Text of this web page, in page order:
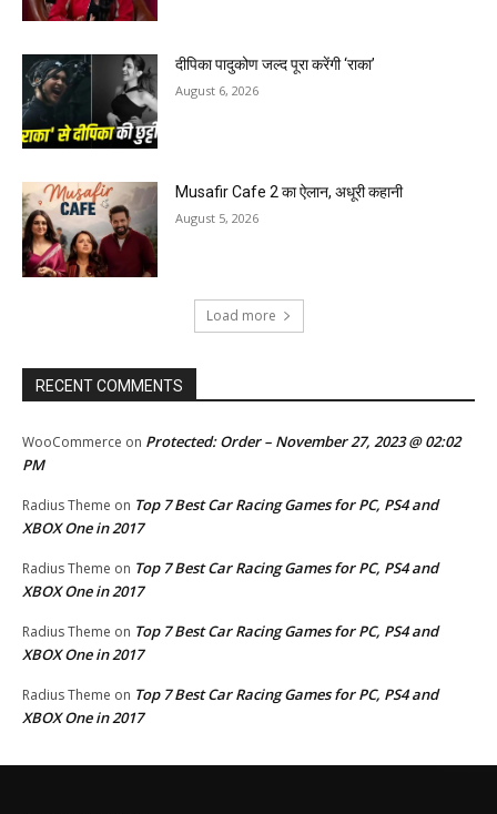
दीपिका पादुकोण जल्द पूरा करेंगी ‘राका’
August 6, 2026
Musafir Cafe 2 का ऐलान, अधूरी कहानी
August 5, 2026
Load more
RECENT COMMENTS
WooCommerce on Protected: Order – November 27, 2023 @ 02:02
PM
Radius Theme on Top 7 Best Car Racing Games for PC, PS4 and
XBOX One in 2017
Radius Theme on Top 7 Best Car Racing Games for PC, PS4 and
XBOX One in 2017
Radius Theme on Top 7 Best Car Racing Games for PC, PS4 and
XBOX One in 2017
Radius Theme on Top 7 Best Car Racing Games for PC, PS4 and
XBOX One in 2017